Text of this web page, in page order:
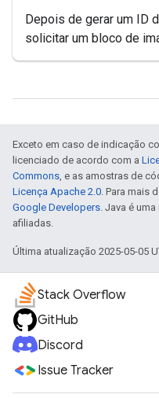
Depois de gerar um ID
solicitar um bloco de
Exceto em caso de indicação
licenciado de acordo com a
Commons, e as amostras de
Licença Apache 2.0. Para mais
Google Developers. Java é
afiliadas.
Última atualização 2025-05-05
Stack Overflow
GitHub
Discord
Issue Tracker